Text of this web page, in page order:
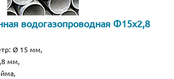
водогазопроводная Ф15х2,8
Ø 15 мм,
мм,